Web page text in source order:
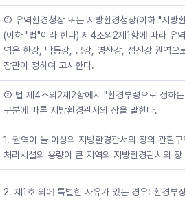
① 유역환경청장 또는 지방환경청장(이하 "지방환
(이하 "법"이라 한다) 제4조의2제1항에 따라 유
역은 한강, 낙동강, 금강, 영산강, 섬진강 권역으
장관이 정하여 고시한다.
② 법 제4조의2제2항에서 "환경부령으로 정하
구분에 따른 지방환경관서의 장을 말한다.
1. 권역이 둘 이상의 지방환경관서의 장의 관할
처리시설의 용량이 큰 지역의 지방환경관서의 장
2. 제1호 외에 특별한 사유가 있는 경우: 환경부